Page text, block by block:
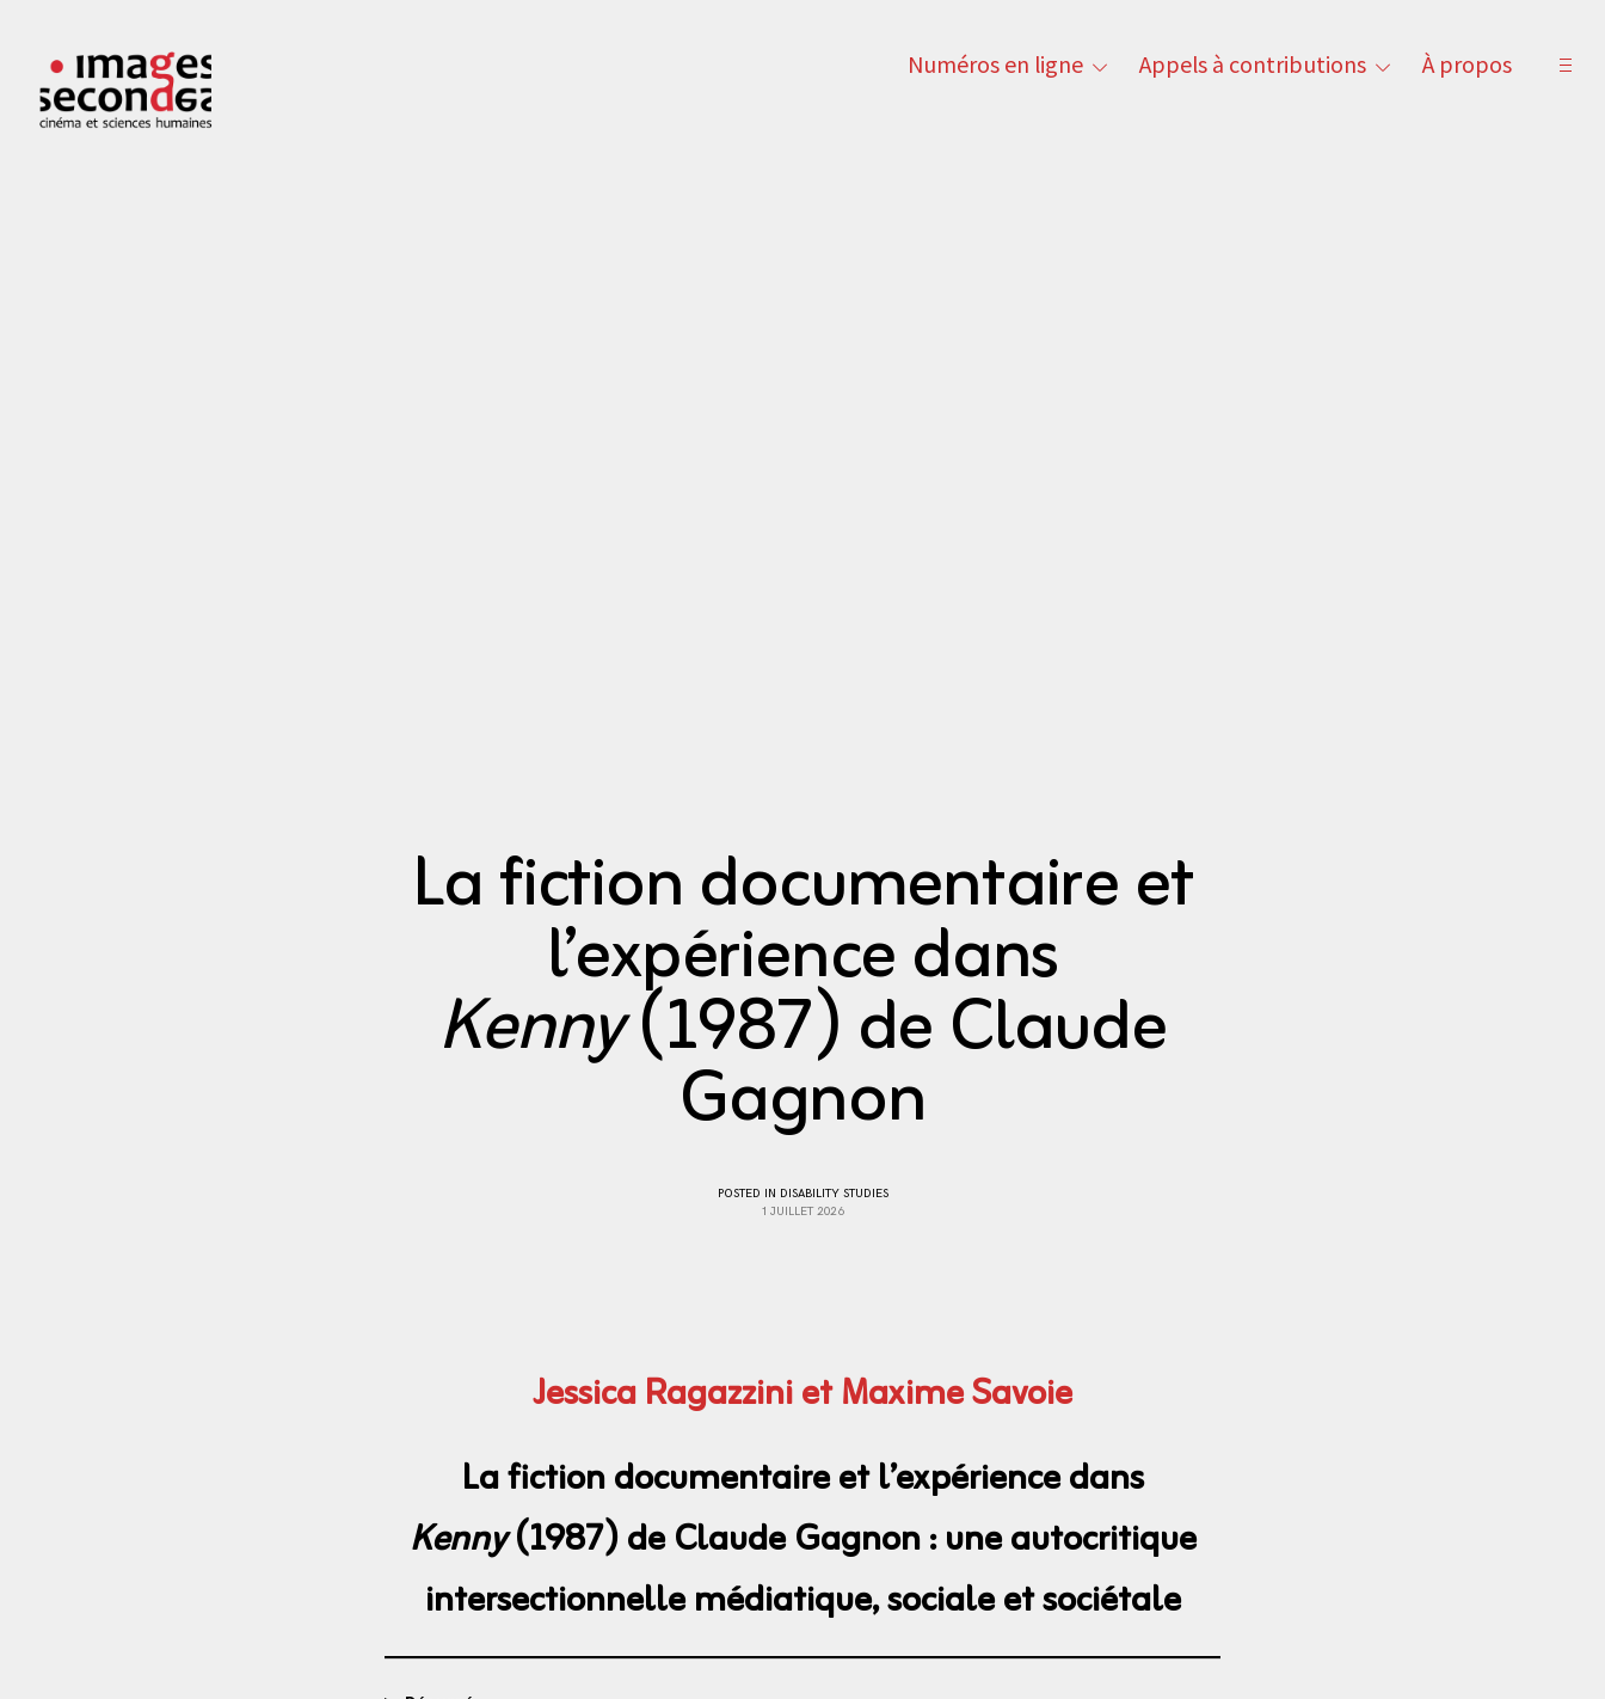
content
Numéros en ligne toggleAppels à contributions toggleÀ propos
open
La fiction documentaire et
l’expérience dans
Kenny(1987) de Claude
Gagnon
POSTED IN DISABILITY STUDIES
1 JUILLET 2026
Jessica Ragazzini et Maxime Savoie
La fiction documentaire et l’expérience dans
Kenny(1987) de Claude Gagnon : une autocritique
intersectionnelle médiatique, sociale et sociétale